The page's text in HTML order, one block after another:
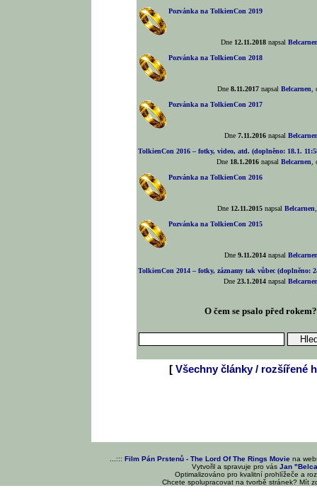
Pozvánka na TolkienCon 2019
Dne 12.11.2018 napsal
Pozvánka na TolkienCon 2018
Dne8.11.2017 napsalBelcarnen
Pozvánka na TolkienCon 2017
Dne7.11.2016 napsal
TolkienCon 2016 – fotky, video, atd. (doplněno: 18.1.
Dne 18.1.2016 napsalBelcarnen
Pozvánka na TolkienCon 2016
Dne 12.11.2015 napsalBelcarnen
Pozvánka na TolkienCon 2015
Dne9.11.2014 napsal
TolkienCon 2014 – fotky, záznamy tak vůbec (doplněno:
Dne23.1.2014 napsal
O čem se psalo před rokem?
[ Všechny články / rozšířené
...::: Film Pán Prstenů - The Lord Of The Rings Movie na
Vytvořil a spravuje pro vásJan
Optimalizováno pro kvalitní prohlížeče a
Chcete spolupracovat na tvorbě stránek? Mít